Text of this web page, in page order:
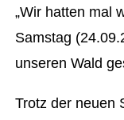
„Wir hatten mal
Samstag
unseren Wald
Trotz der neuen